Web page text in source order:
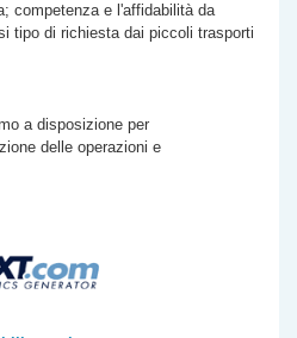
competenza e l'affidabilità da
tipo di richiesta dai piccoli trasporti
a disposizione per
delle operazioni e